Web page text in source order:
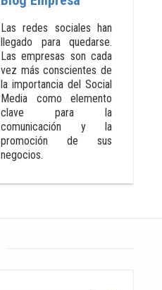
Las redes sociales han
llegado para quedarse.
Las empresas son cada
vez más conscientes de
la importancia del Social
Media como elemento
clave para la
comunicación y la
promoción de sus
negocios.